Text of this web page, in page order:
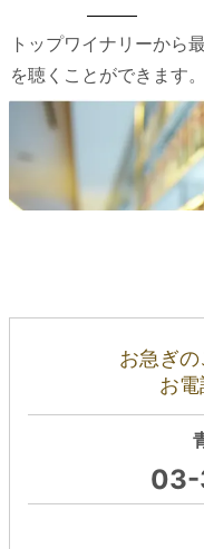
トップワイナリーから
を聴くことができます。
お急ぎ
お
03-